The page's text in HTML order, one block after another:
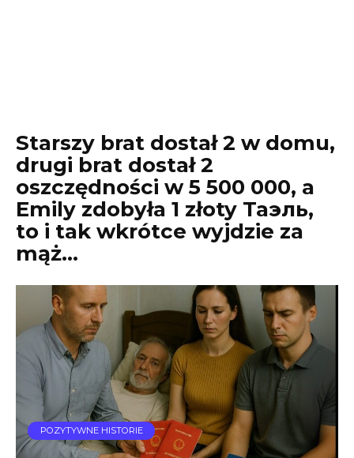
Starszy brat dostał 2 w domu,
drugi brat dostał 2
oszczędności w 5 500 000, a
Emily zdobyła 1 złoty Таэль,
to i tak wkrótce wyjdzie za
mąż…
POZYTYWNE HISTORIE